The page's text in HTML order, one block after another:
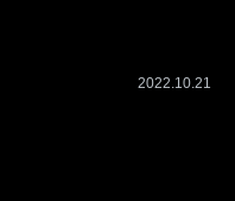
2022.10.21